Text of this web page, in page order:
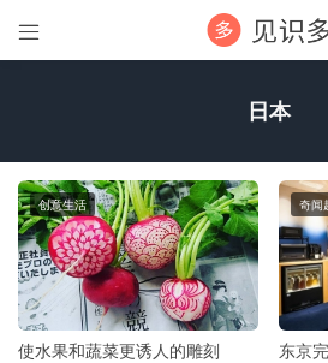

日本
使水果和蔬菜更诱人的雕刻
创意生活
东京
奇闻